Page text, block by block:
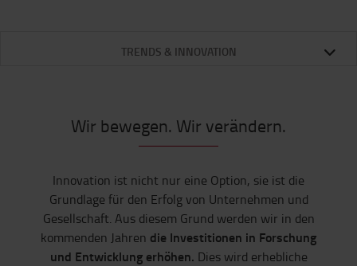
TRENDS & INNOVATION
Wir bewegen. Wir verändern.
Innovation ist nicht nur eine Option, sie ist die
Grundlage für den Erfolg von Unternehmen und
Gesellschaft. Aus diesem Grund werden wir in den
kommenden Jahren die Investitionen in Forschung
und Entwicklung erhöhen. Dies wird erhebliche